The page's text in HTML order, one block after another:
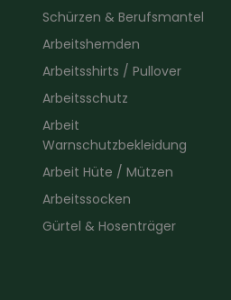
Schürzen & Berufsmantel
Arbeitshemden
Arbeitsshirts / Pullover
Arbeitsschutz
Arbeit
Warnschutzbekleidung
Arbeit Hüte / Mützen
Arbeitssocken
Gürtel & Hosenträger